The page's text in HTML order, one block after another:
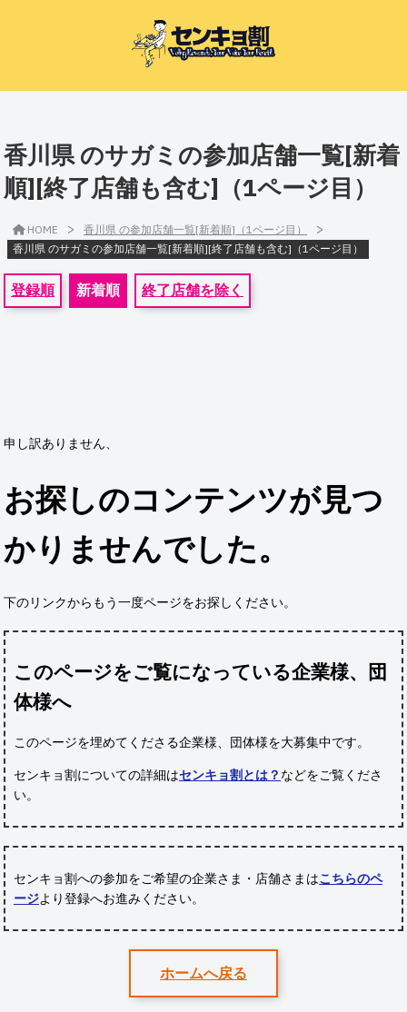
香川県 のサガミの参加店舗一覧[新着
順][終了店舗も含む]（1ページ目）
HOME > 香川県 の参加店舗一覧[新着順]（1ページ目） >
香川県 のサガミの参加店舗一覧[新着順][終了店舗も含む]（1ページ目）
登録順 新着順 終了店舗を除く
申し訳ありません、
お探しのコンテンツが見つ
かりませんでした。
下のリンクからもう一度ページをお探しください。
このページをご覧になっている企業様、団
体様へ
このページを埋めてくださる企業様、団体様を大募集中です。
センキョ割についての詳細はセンキョ割とは？ などをご覧くださ
い。
センキョ割への参加をご希望の企業さま・店舗さまはこちらのペ
ージより登録へお進みください。
ホームへ戻る